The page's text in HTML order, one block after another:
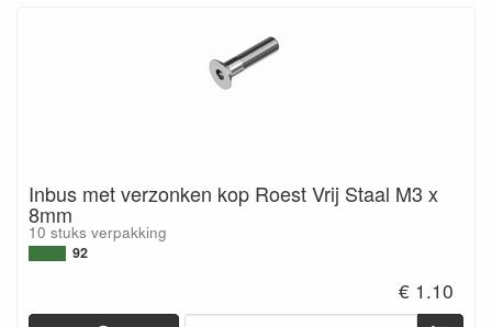
Inbus met verzonken kop Roest Vrij Staal M3 x
8mm
10 stuks verpakking
92
€ 1.10